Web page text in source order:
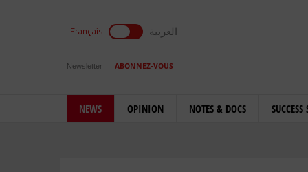
Français العربية
Newsletter ABONNEZ-VOUS
NEWS OPINION NOTES & DOCS SUCCESS